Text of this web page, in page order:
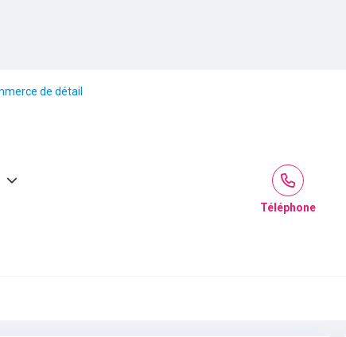
de détail
Téléphone